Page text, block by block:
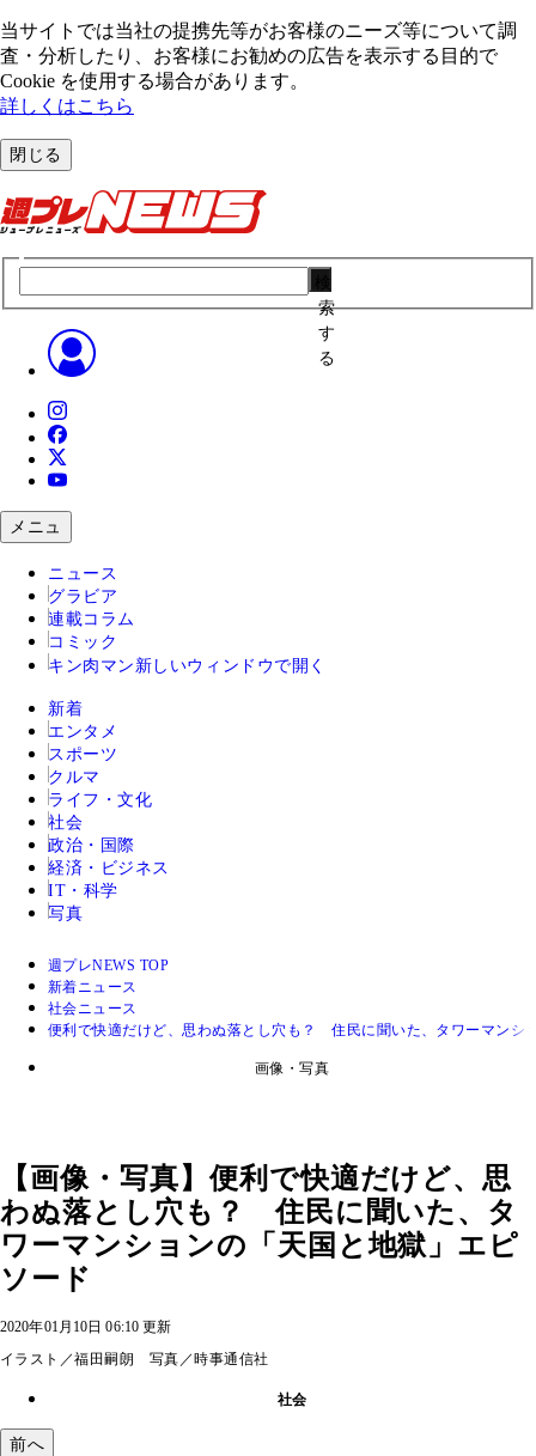
当サイトでは当社の提携先等がお客様のニーズ等について調
査・分析したり、お客様にお勧めの広告を表⽰する⽬的で
Cookie を使⽤する場合があります。
詳しくはこちら
閉じる
索
す
る
メニュ
ニュース
グラビア
連載コラム
コミック
キン肉マン 新しいウィンドウで開く
新着
エンタメ
スポーツ
クルマ
ライフ・文化
社会
政治・国際
経済・ビジネス
IT・科学
写真
週プレNEWS TOP
新着ニュース
社会ニュース
便利で快適だけど、思わぬ落とし穴も？ 住民に聞いた、タワーマンシ
画像・写真
【画像・写真】便利で快適だけど、思
わぬ落とし穴も？ 住民に聞いた、タ
ワーマンションの「天国と地獄」エピ
ソード
2020年01月10日 06:10 更新
イラスト／福田嗣朗 写真／時事通信社
社会
前へ